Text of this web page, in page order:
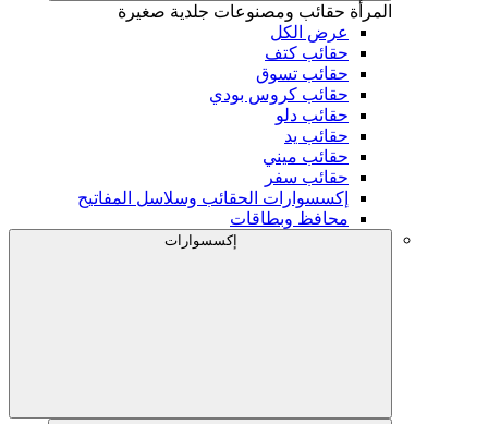
المرأة حقائب ومصنوعات جلدية صغيرة
عرض الكل
حقائب كتف
حقائب تسوق
حقائب كروس بودي
حقائب دلو
حقائب يد
حقائب ميني
حقائب سفر
إكسسوارات الحقائب وسلاسل المفاتيح
محافظ وبطاقات
إكسسوارات